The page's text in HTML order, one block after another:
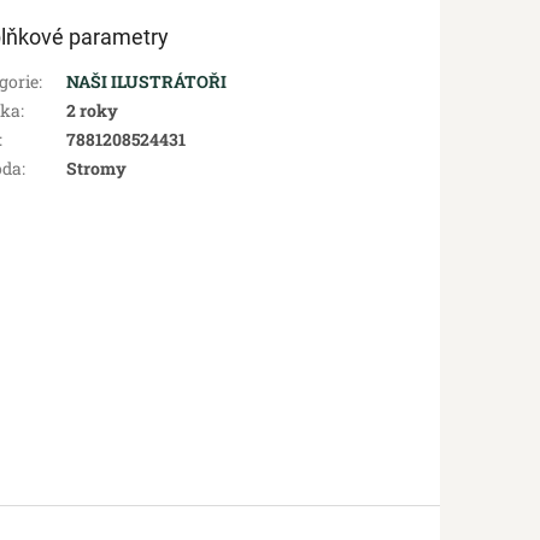
parametry
:
NAŠI ILUSTRÁTOŘI
:
2 roky
:
7881208524431
: Stromy